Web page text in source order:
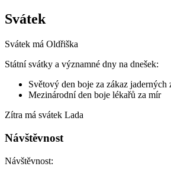
Svátek
Svátek má Oldřiška
Státní svátky a významné dny na dnešek:
Světový den boje za zákaz jaderných
Mezinárodní den boje lékařů za mír
Zítra má svátek Lada
Návštěvnost
Návštěvnost: